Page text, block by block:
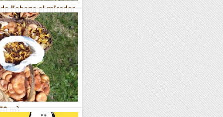
l'obaga el mirador
Aquesta volta circular té
Surts del poble abandonat
pista fins que...
m)